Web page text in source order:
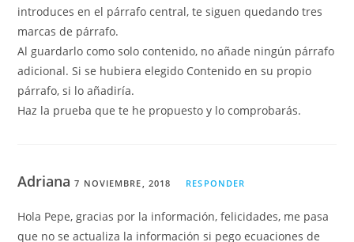
introduces en el párrafo central, te siguen quedando tres
marcas de párrafo.
Al guardarlo como solo contenido, no añade ningún párrafo
adicional. Si se hubiera elegido Contenido en su propio
párrafo, si lo añadiría.
Haz la prueba que te he propuesto y lo comprobarás.
Adriana7 NOVIEMBRE, 2018 RESPONDER
Hola Pepe, gracias por la información, felicidades, me pasa
que no se actualiza la información si pego ecuaciones de